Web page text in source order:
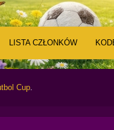
LISTA CZŁONKÓW
Cup.